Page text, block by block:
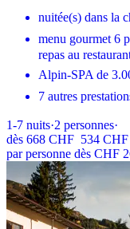
nuitée(s) dans la
menu gourmet 6
repas au
Alpin-SPA de
7 autres
1-7 nuits·2 personnes·
dès 668 CHF 534 CHF
par personne dès CHF